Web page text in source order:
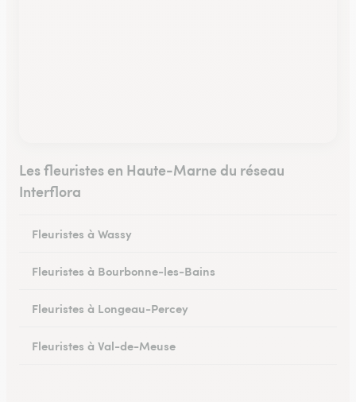
Les fleuristes en Haute-Marne du réseau
Interflora
Fleuristes à Wassy
Fleuristes à Bourbonne-les-Bains
Fleuristes à Longeau-Percey
Fleuristes à Val-de-Meuse